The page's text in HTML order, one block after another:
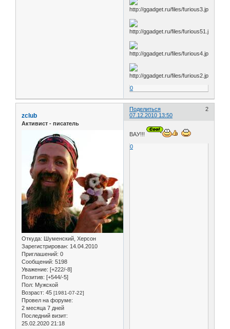
0
Поделиться
2
07.12.2010 13:50
zclub
Активист - писатель
Откуда: Шуменский, Херсон
Зарегистрирован: 14.04.2010
Приглашений: 0
Сообщений: 5198
Уважение: [+222/-8]
Позитив: [+544/-5]
Пол: Мужской
Возраст: 45 [1981-07-22]
Провел на форуме:
2 месяца 7 дней
Последний визит:
25.02.2020 21:18
ВАУ!!!
0